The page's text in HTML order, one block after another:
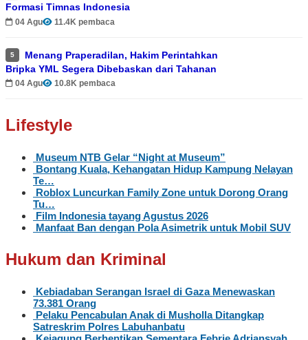
Formasi Timnas Indonesia
04 Agu 11.4K pembaca
5
Menang Praperadilan, Hakim Perintahkan
Bripka YML Segera Dibebaskan dari Tahanan
04 Agu 10.8K pembaca
Lifestyle
Museum NTB Gelar “Night at Museum”
Bontang Kuala, Kehangatan Hidup Kampung Nelayan
Te…
Roblox Luncurkan Family Zone untuk Dorong Orang
Tu…
Film Indonesia tayang Agustus 2026
Manfaat Ban dengan Pola Asimetrik untuk Mobil SUV
Hukum dan Kriminal
Kebiadaban Serangan Israel di Gaza Menewaskan
73.381 Orang
Pelaku Pencabulan Anak di Musholla Ditangkap
Satreskrim Polres Labuhanbatu